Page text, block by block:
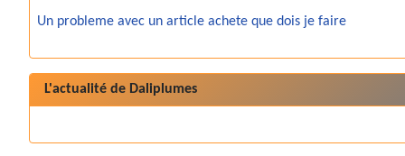
Un probleme avec un article achete que dois je faire
L'actualité de Daliplumes